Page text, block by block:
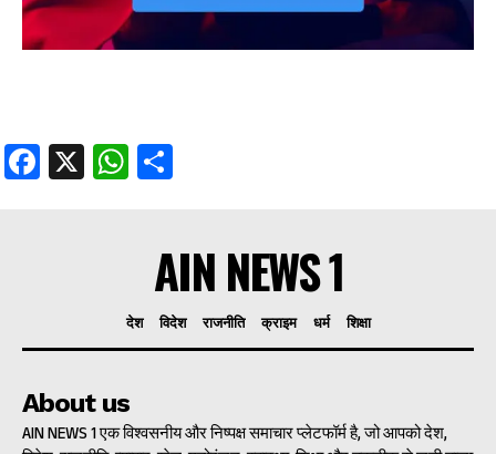
Facebook
X WhatsApp
AIN NEWS 1
देश विदेश राजनीति क्राइम धर्म शिक्षा
About us
AIN NEWS 1 एक विश्वसनीय और निष्पक्ष समाचार प्लेटफॉर्म है, जो आपको देश,